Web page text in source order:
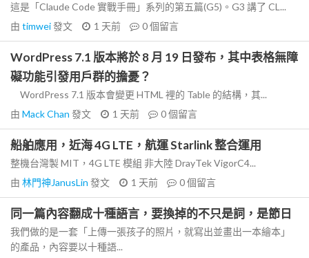
這是「Claude Code 實戰手冊」系列的第五篇(G5)。G3 講了 CL...
由 timwei發文 1 天前 0個留言
WordPress 7.1 版本將於 8 月 19 日發布，其中表格無障
礙功能引發用戶群的擔憂？
WordPress 7.1 版本會變更 HTML 裡的 Table 的結構，其...
由 Mack Chan 發文 1 天前 0個留言
船舶應用，近海 4G LTE，航運 Starlink 整合運用
整機台灣製 MIT，4G LTE 模組 非大陸 DrayTek VigorC4...
由 林門神JanusLin 發文 1 天前 0個留言
同一篇內容翻成十種語言，要換掉的不只是詞，是節日
我們做的是一套「上傳一張孩子的照片，就寫出並畫出一本繪本」
的產品，內容要以十種語...